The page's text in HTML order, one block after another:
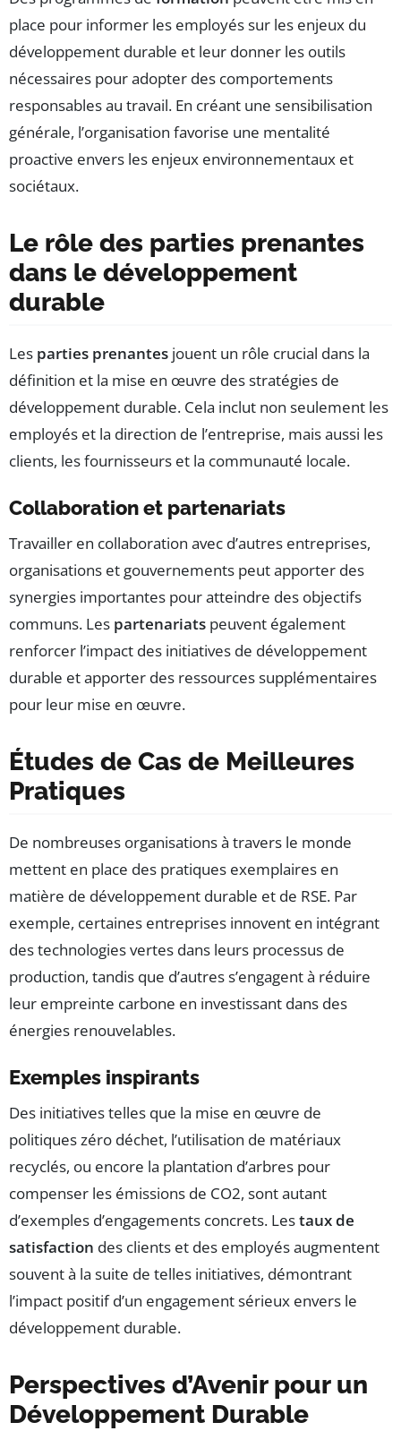
place pour informer les employés sur les enjeux du
développement durable et leur donner les outils
nécessaires pour adopter des comportements
responsables au travail. En créant une sensibilisation
générale, l’organisation favorise une mentalité
proactive envers les enjeux environnementaux et
sociétaux.
Le rôle des parties prenantes
dans le développement
durable
Les parties prenantes jouent un rôle crucial dans la
définition et la mise en œuvre des stratégies de
développement durable. Cela inclut non seulement les
employés et la direction de l’entreprise, mais aussi les
clients, les fournisseurs et la communauté locale.
Collaboration et partenariats
Travailler en collaboration avec d’autres entreprises,
organisations et gouvernements peut apporter des
synergies importantes pour atteindre des objectifs
communs. Les partenariats peuvent également
renforcer l’impact des initiatives de développement
durable et apporter des ressources supplémentaires
pour leur mise en œuvre.
Études de Cas de Meilleures
Pratiques
De nombreuses organisations à travers le monde
mettent en place des pratiques exemplaires en
matière de développement durable et de RSE. Par
exemple, certaines entreprises innovent en intégrant
des technologies vertes dans leurs processus de
production, tandis que d’autres s’engagent à réduire
leur empreinte carbone en investissant dans des
énergies renouvelables.
Exemples inspirants
Des initiatives telles que la mise en œuvre de
politiques zéro déchet, l’utilisation de matériaux
recyclés, ou encore la plantation d’arbres pour
compenser les émissions de CO2, sont autant
d’exemples d’engagements concrets. Lestaux de
satisfaction des clients et des employés augmentent
souvent à la suite de telles initiatives, démontrant
l’impact positif d’un engagement sérieux envers le
développement durable.
Perspectives d’Avenir pour un
Développement Durable